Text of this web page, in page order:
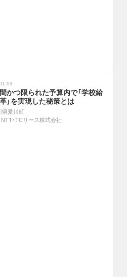
かつ限られた予算内で「学校給
」を実現した秘策とは
県愛川町
NTT・TCリース株式会社